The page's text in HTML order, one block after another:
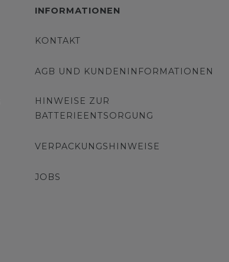
INFORMATIONEN
KONTAKT
AGB UND KUNDENINFORMATIONEN
HINWEISE ZUR
BATTERIEENTSORGUNG
VERPACKUNGSHINWEISE
JOBS